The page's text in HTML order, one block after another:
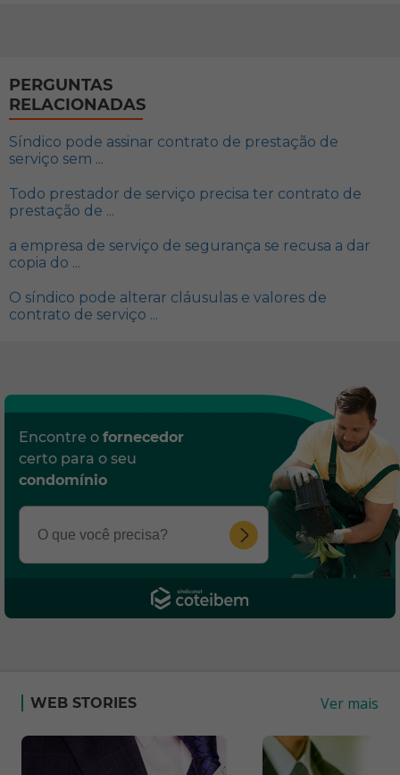
PERGUNTAS
RELACIONADAS
Síndico pode assinar contrato de prestação de
serviço sem ...
Todo prestador de serviço precisa ter contrato de
prestação de ...
a empresa de serviço de segurança se recusa a dar
copia do ...
O síndico pode alterar cláusulas e valores de
contrato de serviço ...
Encontre o fornecedor
certo para o seu
condomínio
WEB STORIES Ver mais